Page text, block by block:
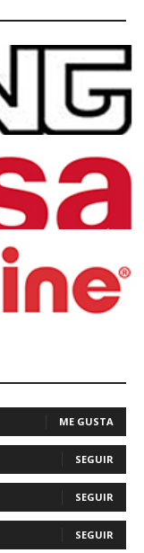
ME GUSTA
SEGUIR
SEGUIR
SEGUIR